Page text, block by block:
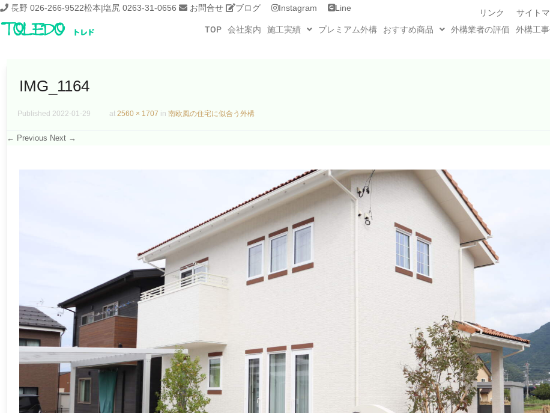
長野 026-266-9522松本|塩尻 0263-31-0656 お問合せ ブログ Instagram Line サイト
リンク
TOP
会社案内 施工実績 プレミアム外構 おすすめ商品 外構業者の評価 外構工
IMG_1164
Published 2022-01-29 at 2560 × 1707 in 南欧風の住宅に似合う外構
← Previous Next →